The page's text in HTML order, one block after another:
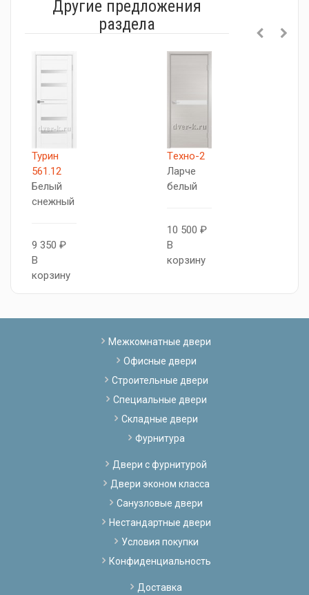
Другие предложения
раздела
Турин
561.12
Белый
снежный
9 350 ₽
В
корзину
Tехно-2
Ларче
белый
10 500 ₽
В
корзину
Межкомнатные двери
Офисные двери
Строительные двери
Специальные двери
Складные двери
Фурнитура
Двери с фурнитурой
Двери эконом класса
Санузловые двери
Нестандартные двери
Условия покупки
Конфиденциальность
Доставка